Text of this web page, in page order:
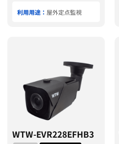
利用用途： 屋外定点監視
WTW-EVR228EFHB3